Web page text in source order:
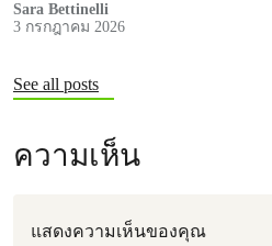
Sara Bettinelli
3 กรกฎาคม 2026
See all posts
ความเห็น
แสดงความเห็นของคุณ